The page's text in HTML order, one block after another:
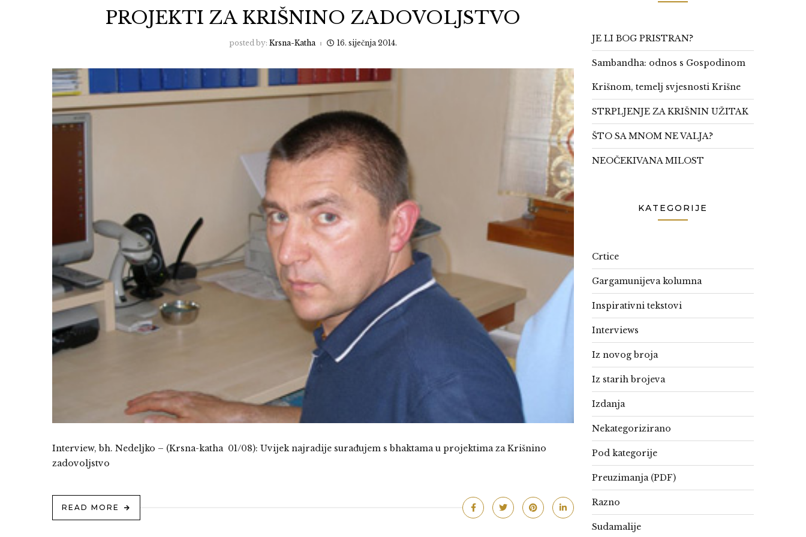
PROJEKTI ZA KRIŠNINO ZADOVOLJSTVO
posted by: Krsna-Katha 16. siječnja 2014.
Interview, bh. Nedeljko – (Krsna-katha 01/08): Uvijek najradije surađujem s bhaktama u projektima za Krišnino
zadovoljstvo
READ MORE
JE LI BOG PRISTRAN?
Sambandha: odnos s Gospodinom
Krišnom, temelj svjesnosti Krišne
STRPLJENJE ZA KRIŠNIN UŽITAK
ŠTO SA MNOM NE VALJA?
NEOČEKIVANA MILOST
KATEGORIJE
Crtice
Gargamunijeva kolumna
Inspirativni tekstovi
Interviews
Iz novog broja
Iz starih brojeva
Izdanja
Nekategorizirano
Pod kategorije
Preuzimanja (PDF)
Razno
Sudamalije